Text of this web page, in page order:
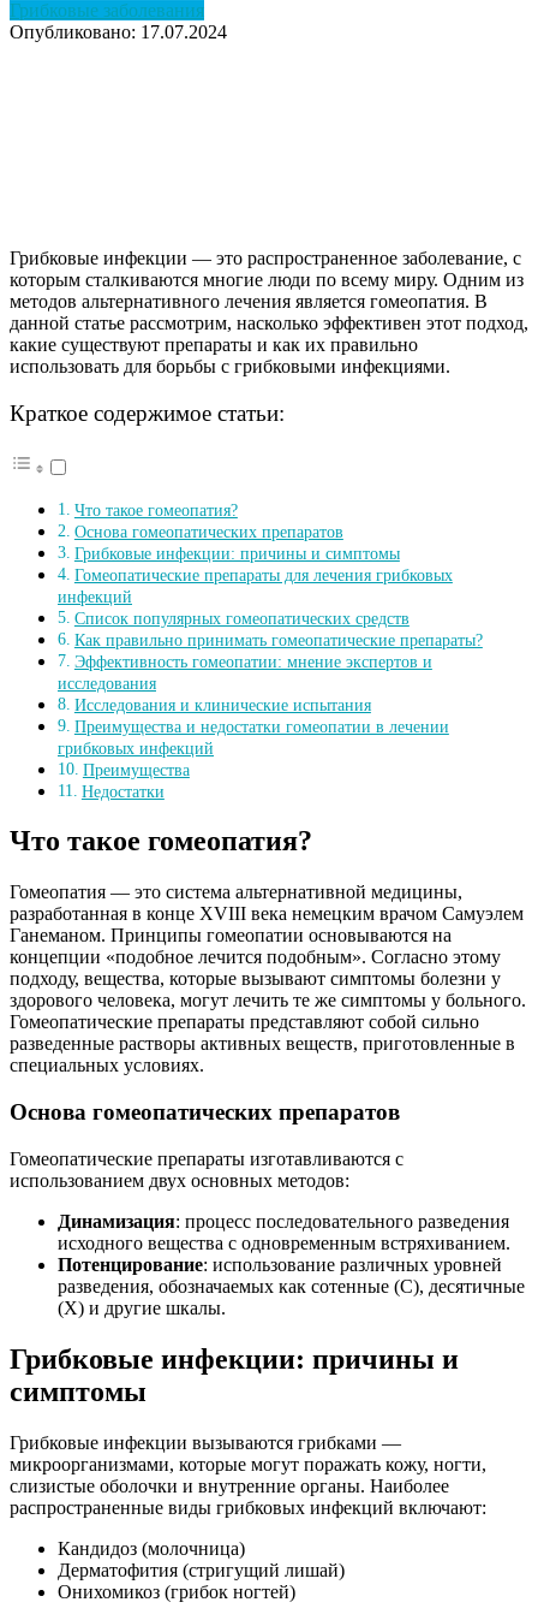
Грибковые заболевания
Опубликовано: 17.07.2024
Грибковые инфекции — это распространенное заболевание, с
которым сталкиваются многие люди по всему миру. Одним из
методов альтернативного лечения является гомеопатия. В
данной статье рассмотрим, насколько эффективен этот подход,
какие существуют препараты и как их правильно
использовать для борьбы с грибковыми инфекциями.
Краткое содержимое статьи:
Что такое гомеопатия?
Основа гомеопатических препаратов
Грибковые инфекции: причины и симптомы
Гомеопатические препараты для лечения грибковых
инфекций
Список популярных гомеопатических средств
Как правильно принимать гомеопатические препараты?
Эффективность гомеопатии: мнение экспертов и
исследования
Исследования и клинические испытания
Преимущества и недостатки гомеопатии в лечении
грибковых инфекций
Преимущества
Недостатки
Что такое гомеопатия?
Гомеопатия — это система альтернативной медицины,
разработанная в конце XVIII века немецким врачом Самуэлем
Ганеманом. Принципы гомеопатии основываются на
концепции «подобное лечится подобным». Согласно этому
подходу, вещества, которые вызывают симптомы болезни у
здорового человека, могут лечить те же симптомы у больного.
Гомеопатические препараты представляют собой сильно
разведенные растворы активных веществ, приготовленные в
специальных условиях.
Основа гомеопатических препаратов
Гомеопатические препараты изготавливаются с
использованием двух основных методов:
Динамизация: процесс последовательного разведения
исходного вещества с одновременным встряхиванием.
Потенцирование: использование различных уровней
разведения, обозначаемых как сотенные (C), десятичные
(X) и другие шкалы.
Грибковые инфекции: причины и
симптомы
Грибковые инфекции вызываются грибками —
микроорганизмами, которые могут поражать кожу, ногти,
слизистые оболочки и внутренние органы. Наиболее
распространенные виды грибковых инфекций включают:
Кандидоз (молочница)
Дерматофития (стригущий лишай)
Онихомикоз (грибок ногтей)